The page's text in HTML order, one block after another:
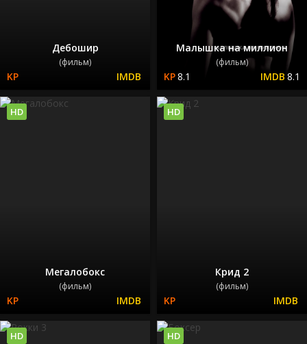
Дебошир
(фильм)
Малышка на миллион
(фильм)
8.1 8.1
Мегалобокс
(фильм)
HD
Крид 2
(фильм)
HD
HD HD